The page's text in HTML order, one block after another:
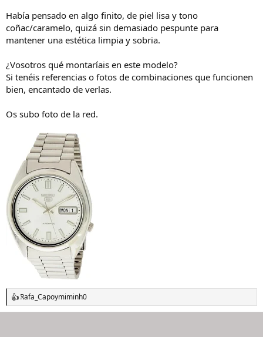
Había pensado en algo finito, de piel lisa y tono
coñac/caramelo, quizá sin demasiado pespunte para
mantener una estética limpia y sobria.
¿Vosotros qué montaríais en este modelo?
Si tenéis referencias o fotos de combinaciones que funcionen
bien, encantado de verlas.
Os subo foto de la red.
R
e
Rafa_Capoymiminh0